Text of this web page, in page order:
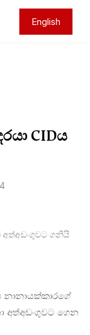
English
CIDය
ගනියි
නානායක්කාරගේ
අත්අඩංගුවට ගෙන